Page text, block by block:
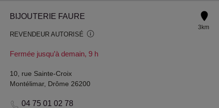
BIJOUTERIE FAURE
REVENDEUR AUTORISÉ
Fermée jusqu’à demain, 9 h
3km
10, rue Sainte-Croix
Montélimar, Drôme 26200
04 75 01 02 78